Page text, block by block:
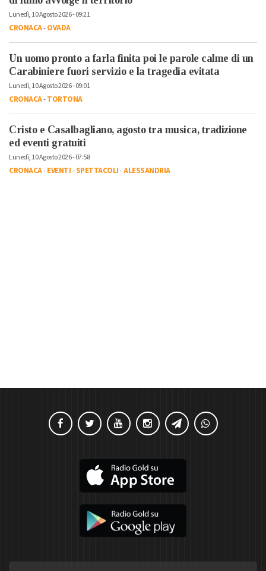
Lunedì, 10 Agosto 2026 - 09:21
CRONACA-OVADA
Un uomo pronto a farla finita poi le parole calme di un
Carabiniere fuori servizio e la tragedia evitata
Lunedì, 10 Agosto 2026 - 09:01
CRONACA-TORTONA
Cristo e Casalbagliano, agosto tra musica, tradizione
ed eventi gratuiti
Lunedì, 10 Agosto 2026 - 07:58
CRONACA-EVENTI-SPETTACOLI-ALESSANDRIA